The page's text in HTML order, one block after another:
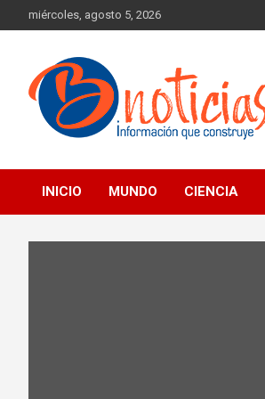
to
miércoles, agosto 5, 2026
BNoticias
INICIO MUNDO CIENCIA